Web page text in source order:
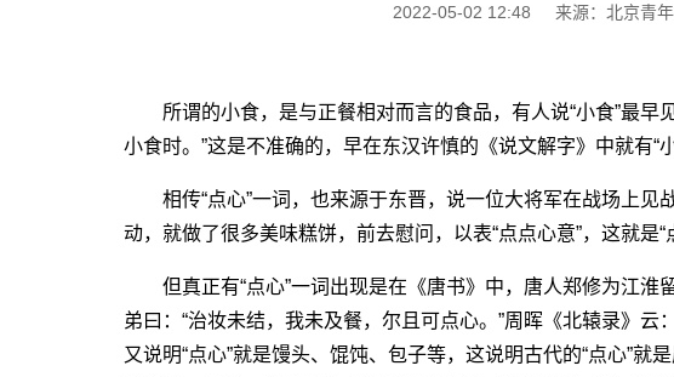
2022-05-02 12:48 来源：北京青
所谓的小食，是与正餐相对而言的食品，有人说“小食”最早
小食时。”这是不准确的，早在东汉许慎的《说文解字》中就有“
相传“点心”一词，也来源于东晋，说一位大将军在战场上见
动，就做了很多美味糕饼，前去慰问，以表“点点心意”，这就是“
但真正有“点心”一词出现是在《唐书》中，唐人郑修为江淮
弟曰：“治妆未结，我未及餐，尔且可点心。”周晖《北辕录》云
又说明“点心”就是馒头、馄饨、包子等，这说明古代的“点心”就